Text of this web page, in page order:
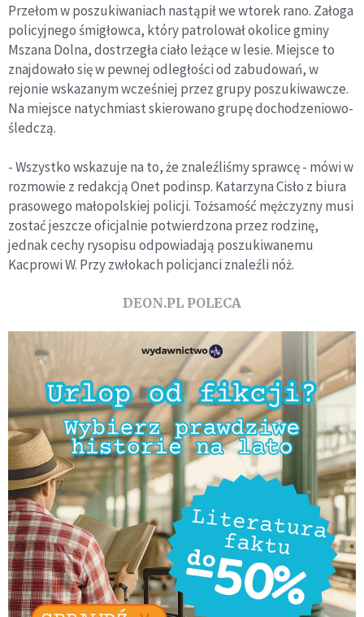
Przełom w poszukiwaniach nastąpił we wtorek rano. Załoga
policyjnego śmigłowca, który patrolował okolice gminy
Mszana Dolna, dostrzegła ciało leżące w lesie. Miejsce to
znajdowało się w pewnej odległości od zabudowań, w
rejonie wskazanym wcześniej przez grupy poszukiwawcze.
Na miejsce natychmiast skierowano grupę dochodzeniowo-
śledczą.
- Wszystko wskazuje na to, że znaleźliśmy sprawcę - mówi w
rozmowie z redakcją Onet podinsp. Katarzyna Cisło z biura
prasowego małopolskiej policji. Tożsamość mężczyzny musi
zostać jeszcze oficjalnie potwierdzona przez rodzinę,
jednak cechy rysopisu odpowiadają poszukiwanemu
Kacprowi W. Przy zwłokach policjanci znaleźli nóż.
DEON.PL POLECA